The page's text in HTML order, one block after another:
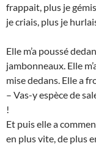
frappait, plus je
je criais, plus je
Elle m’a poussé
jambonneaux. Elle
mise dedans. Elle a
– Vas-y espèce de
!
Et puis elle a
en plus vite, de plus